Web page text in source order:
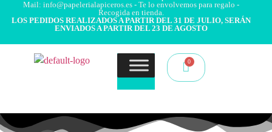
Mail: info@papelerialapiceros.es - Te lo envolvemos para regalo -
Recogida en tienda.
LOS PEDIDOS REALIZADOS A PARTIR DEL 31 DE JULIO, SERÁN
ENVIADOS A PARTIR DEL 23 DE AGOSTO